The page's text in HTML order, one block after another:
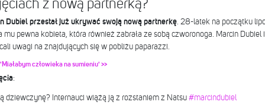
z nową partnerką?
Dubiel przestał już ukrywać swoją nową partnerkę. 28-latek na początku
mu pewna kobieta, która również zabrała ze sobą czworonoga. Marcin
uwagi na znajdujących się w pobliżu paparazzi.
człowieka na sumieniu' >>
:
dziewczynę? Internauci wiążą ją z rozstaniem z Natsu #marcindubiel